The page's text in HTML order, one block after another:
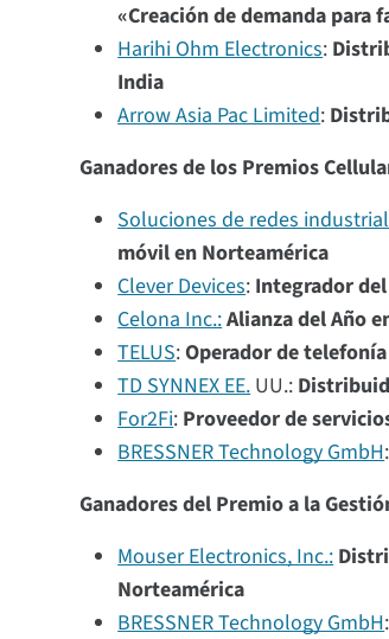
«Creación de demanda para
Harihi Ohm Electronics:
India
Arrow Asia Pac Limited:
Ganadores de los Premios
Soluciones de redes
móvil en Norteamérica
Clever Devices: Integrador
Celona Inc.:Alianza del Año
TELUS:Operador de
TD SYNNEX EE.UU.:
For2Fi: Proveedor de
BRESSNER Technology GmbH:
Ganadores del Premio a la
Mouser Electronics, Inc.:
Norteamérica
BRESSNER Technology GmbH: